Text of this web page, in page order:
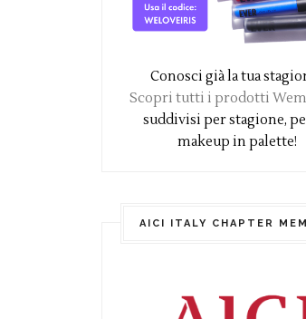
Conosci già la tua
Scopri tutti i prodotti
suddivisi per stagione,
makeup in palette!
AICI ITALY CHAPTER